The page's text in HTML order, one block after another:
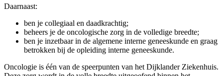
Daarnaast:
ben je collegiaal en daadkrachtig;
beheers je de oncologische zorg in de volledige breedte;
ben je inzetbaar in de algemene interne geneeskunde en graag
betrokken bij de opleiding interne geneeskunde.
Oncologie is één van de speerpunten van het Dijklander Ziekenhuis.